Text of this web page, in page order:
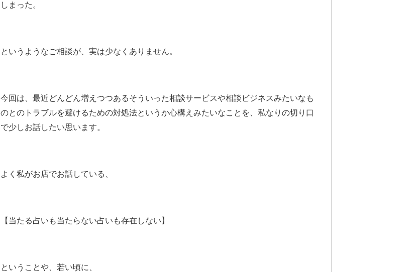
しまった。
というようなご相談が、実は少なくありません。
今回は、最近どんどん増えつつあるそういった相談サービスや相談ビジネスみたいなも
のとのトラブルを避けるための対処法というか心構えみたいなことを、私なりの切り口
で少しお話したい思います。
よく私がお店でお話している、
【当たる占いも当たらない占いも存在しない】
ということや、若い頃に、